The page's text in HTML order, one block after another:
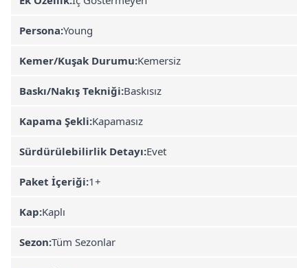
Persona:Young
Kemer/Kuşak Durumu:Kemersiz
Baskı/Nakış Tekniği:Baskısız
Kapama Şekli:Kapamasız
Sürdürülebilirlik Detayı:Evet
Paket İçeriği:1+
Kap:Kaplı
Sezon:Tüm Sezonlar